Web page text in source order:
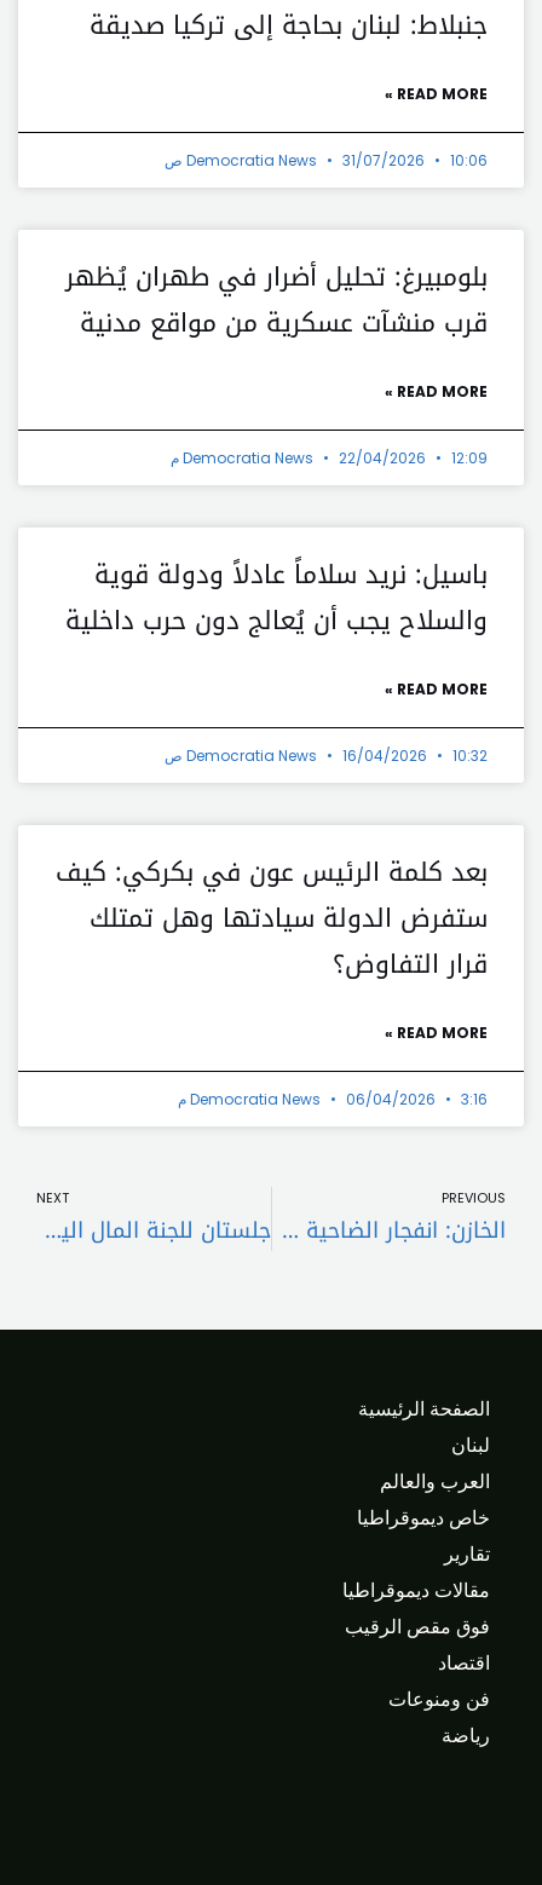
جنبلاط: لبنان بحاجة إلى تركيا صديقة
READ MORE »
Democratia News 31/07/2026 10:06 ص
بلومبيرغ: تحليل أضرار في طهران يُظهر
قرب منشآت عسكرية من مواقع مدنية
READ MORE »
Democratia News 22/04/2026 12:09 م
باسيل: نريد سلاماً عادلاً ودولة قوية
والسلاح يجب أن يُعالج دون حرب داخلية
READ MORE »
Democratia News 16/04/2026 10:32 ص
بعد كلمة الرئيس عون في بكركي: كيف
ستفرض الدولة سيادتها وهل تمتلك
قرار التفاوض؟
READ MORE »
Democratia News 06/04/2026 3:16 م
PREVIOUS
الخازن: انفجار الضاحية خرقٌ فاضح للسيادة اللبنانية وللقرار ١٧٠١
NEXT
جلستان للجنة المال اليوم… فأي وزارات وإدارات ستحضر؟
الصفحة الرئيسية
لبنان
العرب والعالم
خاص ديموقراطيا
تقارير
مقالات ديموقراطيا
فوق مقص الرقيب
اقتصاد
فن ومنوعات
رياضة